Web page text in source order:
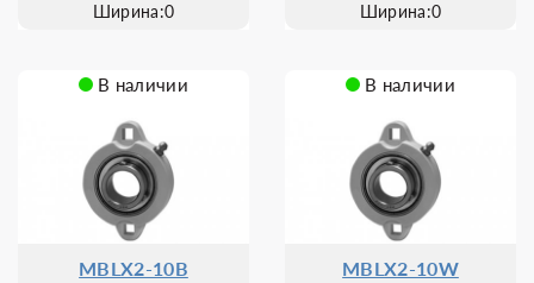
Ширина:0
Ширина:0
В наличии
MBLX2-10B
В наличии
MBLX2-10W